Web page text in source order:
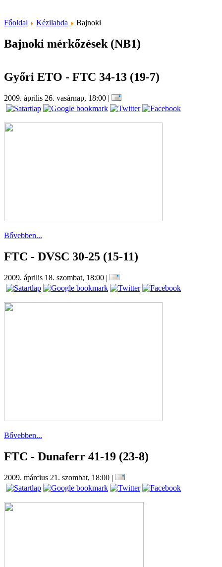
Főoldal Kézilabda Bajnoki
Bajnoki mérkőzések (NB1)
Győri ETO - FTC 34-13 (19-7)
2009. április 26. vasárnap, 18:00 |
Bővebben...
FTC - DVSC 30-25 (15-11)
2009. április 18. szombat, 18:00 |
Bővebben...
FTC - Dunaferr 41-19 (23-8)
2009. március 21. szombat, 18:00 |